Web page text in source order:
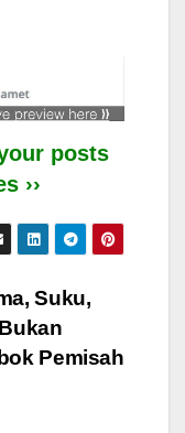
posts
››
Suku,
Pemisah